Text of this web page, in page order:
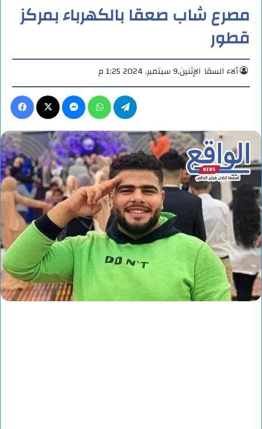
مصرع شاب صعقا بالكهرباء بمركز
قطور
ألاء السقا الإثنين,9 سبتمبر, 2024 1:25 م
ماسنجر واتساب تيلقرام